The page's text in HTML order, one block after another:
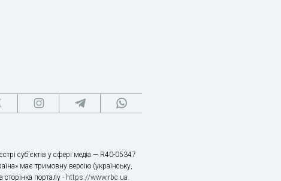
суб’єктів у сфері медіа — R40-05347
має тримовну версію (українську,
сторінка порталу - https://www.rbc.ua.